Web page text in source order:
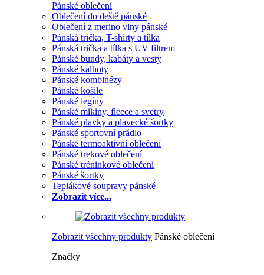
Pánské oblečení
Oblečení do deště pánské
Oblečení z merino vlny pánské
Pánská trička, T-shirty a tílka
Pánská trička a tílka s UV filtrem
Pánské bundy, kabáty a vesty
Pánské kalhoty
Pánské kombinézy
Pánské košile
Pánské legíny
Pánské mikiny, fleece a svetry
Pánské plavky a plavecké šortky
Pánské sportovní prádlo
Pánské termoaktivní oblečení
Pánské trekové oblečení
Pánské tréninkové oblečení
Pánské šortky
Teplákové soupravy pánské
Zobrazit více...
Zobrazit všechny produkty Pánské oblečení
Značky